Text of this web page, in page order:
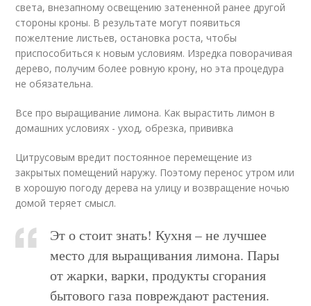
света, внезапному освещению затененной ранее другой
стороны кроны. В результате могут появиться
пожелтение листьев, остановка роста, чтобы
приспособиться к новым условиям. Изредка поворачивая
дерево, получим более ровную крону, но эта процедура
не обязательна.
Все про выращивание лимона. Как вырастить лимон в
домашних условиях - уход, обрезка, прививка
Цитрусовым вредит постоянное перемещение из
закрытых помещений наружу. Поэтому перенос утром или
в хорошую погоду дерева на улицу и возвращение ночью
домой теряет смысл.
Эт о стоит знать! Кухня – не лучшее
место для выращивания лимона. Пары
от жарки, варки, продукты сгорания
бытового газа повреждают растения.